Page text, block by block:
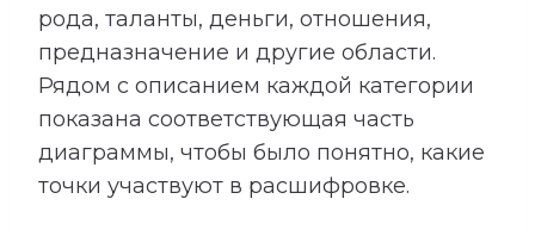
рода, таланты, деньги, отношения,
предназначение и другие области.
Рядом с описанием каждой категории
показана соответствующая часть
диаграммы, чтобы было понятно, какие
точки участвуют в расшифровке.